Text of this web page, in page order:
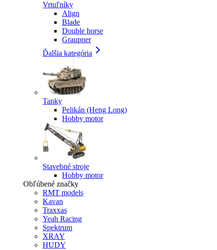
Vrtuľníky
Align
Blade
Double horse
Graupner
Ďalšia kategória
Tanky
Pelikán (Heng Long)
Hobby motor
Stavebné stroje
Hobby motor
Obľúbené značky
RMT models
Kavan
Traxxas
Yeah Racing
Spektrum
XRAY
HUDY